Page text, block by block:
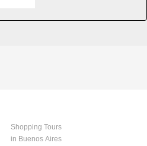
Shopping Tours
in Buenos Aires